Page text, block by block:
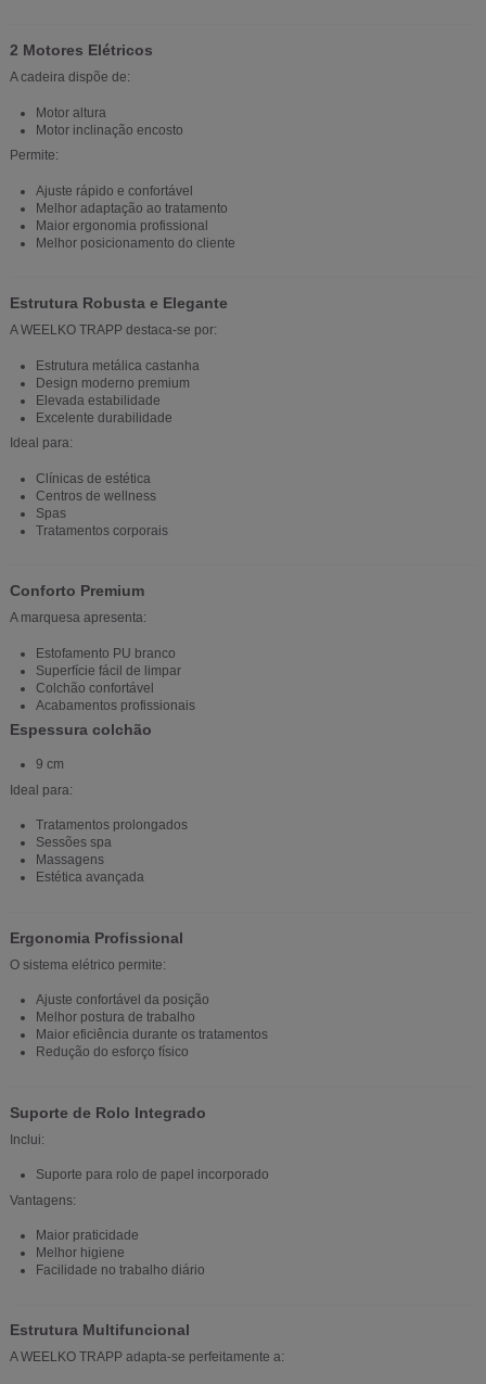
2 Motores Elétricos
A cadeira dispõe de:
Motor altura
Motor inclinação encosto
Permite:
Ajuste rápido e confortável
Melhor adaptação ao tratamento
Maior ergonomia profissional
Melhor posicionamento do cliente
Estrutura Robusta e Elegante
A WEELKO TRAPP destaca-se por:
Estrutura metálica castanha
Design moderno premium
Elevada estabilidade
Excelente durabilidade
Ideal para:
Clínicas de estética
Centros de wellness
Spas
Tratamentos corporais
Conforto Premium
A marquesa apresenta:
Estofamento PU branco
Superfície fácil de limpar
Colchão confortável
Acabamentos profissionais
Espessura colchão
9 cm
Ideal para:
Tratamentos prolongados
Sessões spa
Massagens
Estética avançada
Ergonomia Profissional
O sistema elétrico permite:
Ajuste confortável da posição
Melhor postura de trabalho
Maior eficiência durante os tratamentos
Redução do esforço físico
Suporte de Rolo Integrado
Inclui:
Suporte para rolo de papel incorporado
Vantagens:
Maior praticidade
Melhor higiene
Facilidade no trabalho diário
Estrutura Multifuncional
A WEELKO TRAPP adapta-se perfeitamente a: